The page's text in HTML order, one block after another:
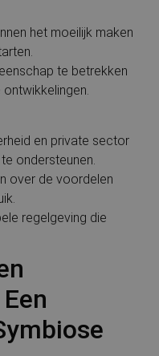
het moeilijk maken
te betrekken
ontwikkelingen.
en private sector
ondersteunen.
over de voordelen
regelgeving die